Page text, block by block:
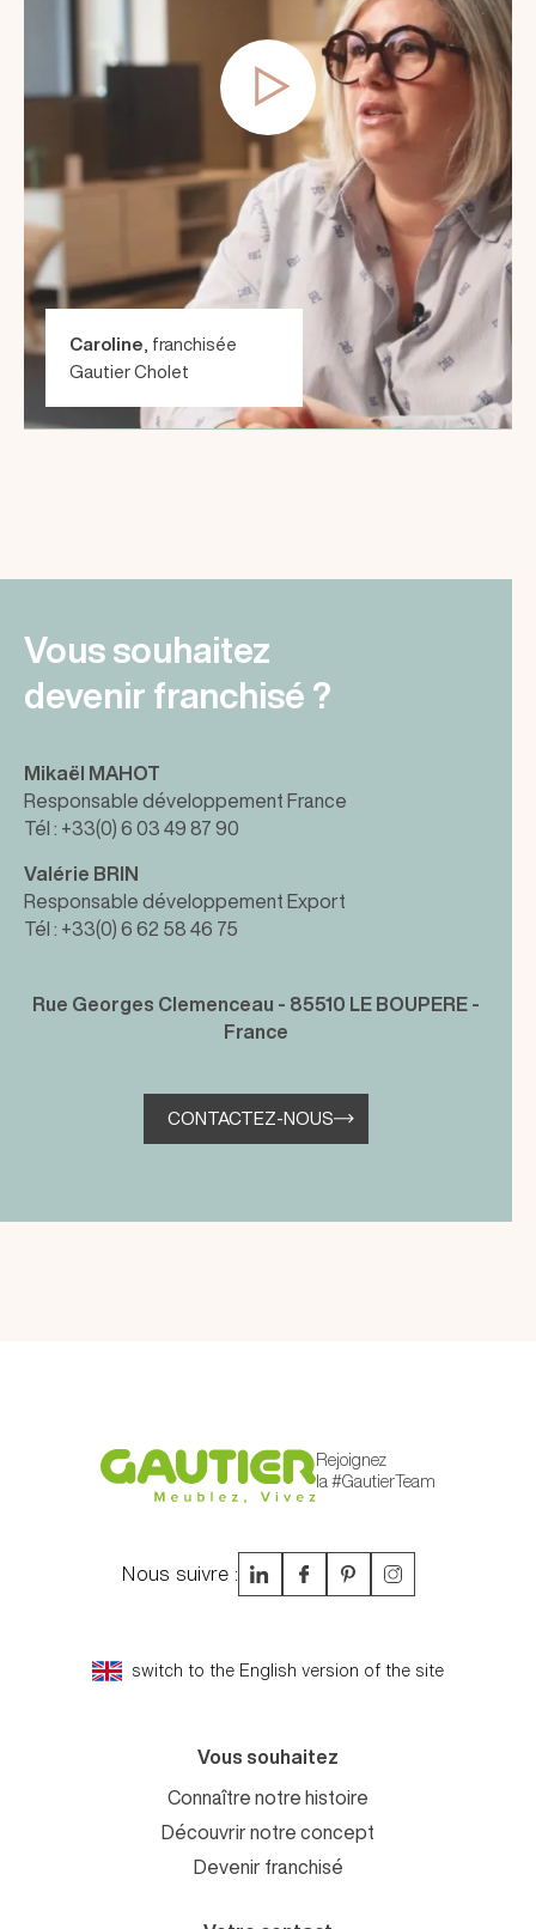
Caroline , franchisée
Gautier Cholet
Vous souhaitez
devenir franchisé ?
Mikaël MAHOT
Responsable développement France
Tél : +33(0) 6 03 49 87 90
Valérie BRIN
Responsable développement Export
Tél : +33(0) 6 62 58 46 75
Rue Georges Clemenceau - 85510 LE BOUPERE -
France
CONTACTEZ-NOUS
Rejoignez
la #GautierTeam
Nous suivre :
switch to the English version of the site
Vous souhaitez
Connaître notre histoire
Découvrir notre concept
Devenir franchisé